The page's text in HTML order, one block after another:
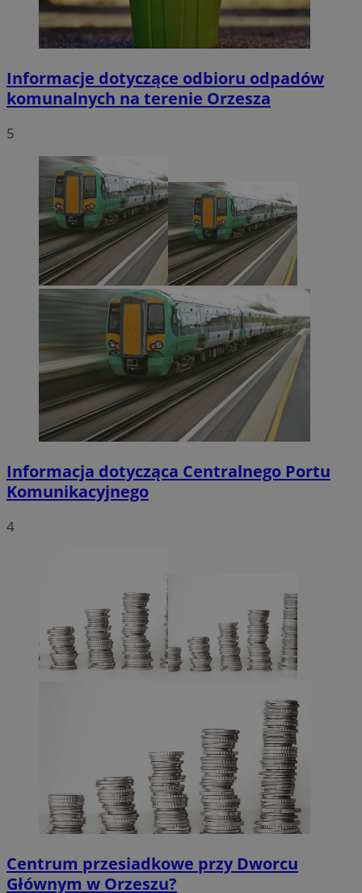
Informacje dotyczące odbioru odpadów
komunalnych na terenie Orzesza
5
Informacja dotycząca Centralnego Portu
Komunikacyjnego
4
Centrum przesiadkowe przy Dworcu
Głównym w Orzeszu?